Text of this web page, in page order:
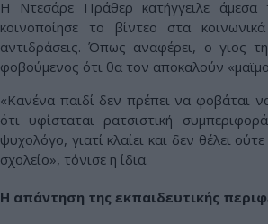
Η Ντεσάρε Πράθερ κατήγγειλε άμεσα
κοινοποίησε το βίντεο στα
αντιδράσεις. Όπως αναφέρει, ο γιος
φοβούμενος ότι θα τον αποκαλούν
«Κανένα παιδί δεν πρέπει να φοβάται
ότι υφίσταται ρατσιστική
ψυχολόγο, γιατί κλαίει και δεν θέλει
σχολείο», τόνισε η ίδια.
Η απάντηση της εκπαιδευτικής